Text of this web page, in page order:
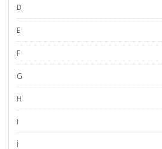
D
E
F
G
H
I
İ